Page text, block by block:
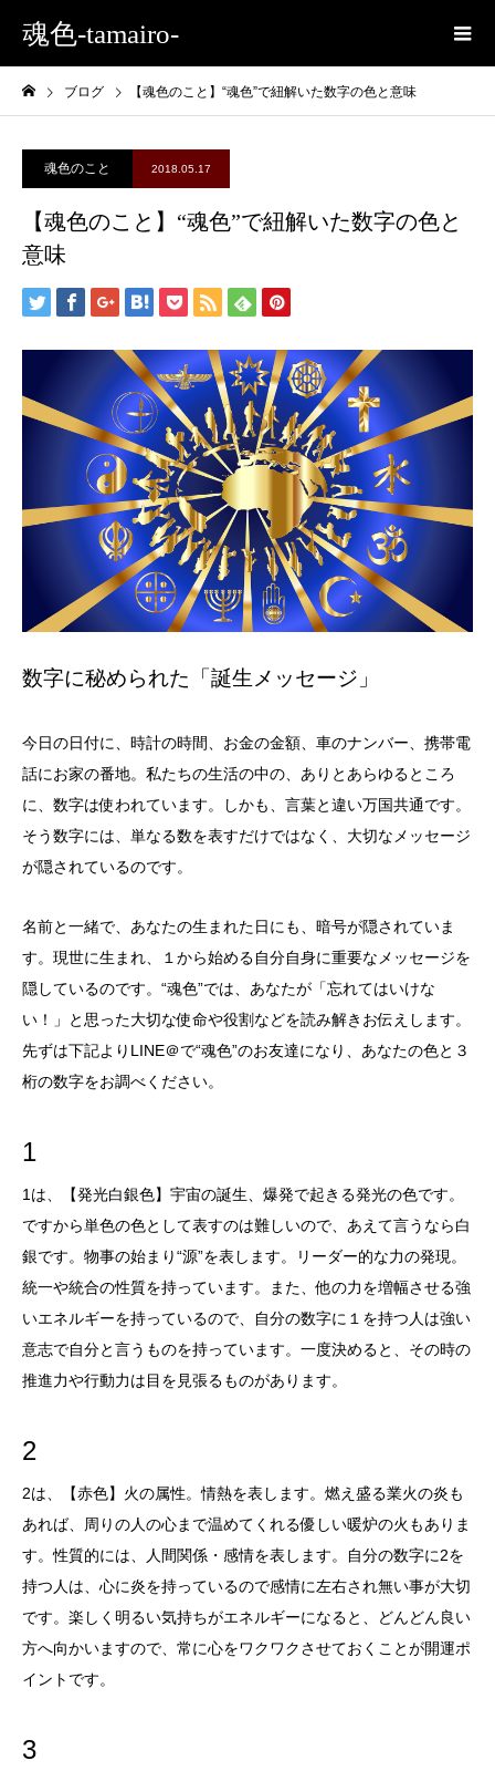
魂色-tamairo-
ブログ 【魂色のこと】“魂色”で紐解いた数字の色と意味
魂色のこと 2018.05.17
【魂色のこと】“魂色”で紐解いた数字の色と
意味
数字に秘められた「誕生メッセージ」
今日の日付に、時計の時間、お金の金額、車のナンバー、携帯電
話にお家の番地。私たちの生活の中の、ありとあらゆるところ
に、数字は使われています。しかも、言葉と違い万国共通です。
そう数字には、単なる数を表すだけではなく、大切なメッセージ
が隠されているのです。
名前と一緒で、あなたの生まれた日にも、暗号が隠されていま
す。現世に生まれ、１から始める自分自身に重要なメッセージを
隠しているのです。“魂色”では、あなたが「忘れてはいけな
い！」と思った大切な使命や役割などを読み解きお伝えします。
先ずは下記よりLINE＠で“魂色”のお友達になり、あなたの色と３
桁の数字をお調べください。
1
1は、【発光白銀色】宇宙の誕生、爆発で起きる発光の色です。
ですから単色の色として表すのは難しいので、あえて言うなら白
銀です。物事の始まり“源”を表します。リーダー的な力の発現。
統一や統合の性質を持っています。また、他の力を増幅させる強
いエネルギーを持っているので、自分の数字に１を持つ人は強い
意志で自分と言うものを持っています。一度決めると、その時の
推進力や行動力は目を見張るものがあります。
2
2は、【赤色】火の属性。情熱を表します。燃え盛る業火の炎も
あれば、周りの人の心まで温めてくれる優しい暖炉の火もありま
す。性質的には、人間関係・感情を表します。自分の数字に2を
持つ人は、心に炎を持っているので感情に左右され無い事が大切
です。楽しく明るい気持ちがエネルギーになると、どんどん良い
方へ向かいますので、常に心をワクワクさせておくことが開運ポ
イントです。
3